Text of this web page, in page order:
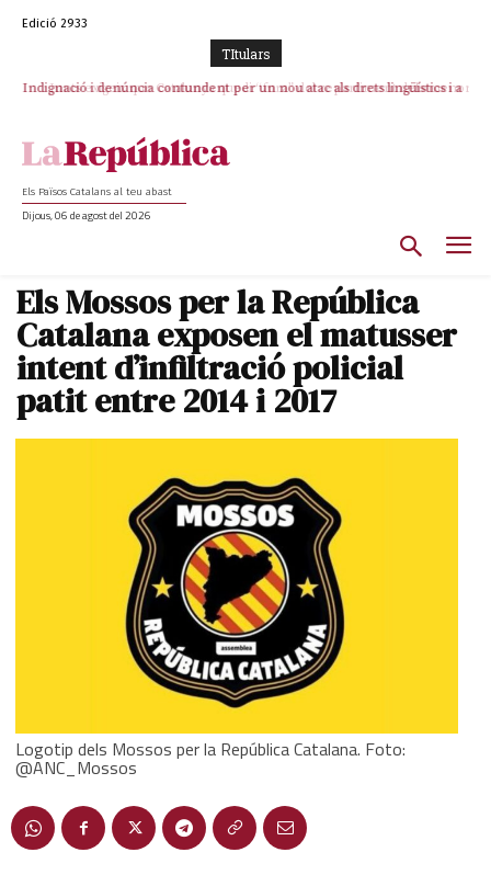
Edició 2933
TItulars
Junts exigeix que Catalunya quedi “fora” del repartiment dels menors
Indignació i denúncia contundent per un nou atac als drets lingüístics i a
Els Països Catalans al teu abast
Dijous, 06 de agost del 2026
Els Mossos per la República
Catalana exposen el matusser
intent d’infiltració policial
patit entre 2014 i 2017
Logotip dels Mossos per la República Catalana. Foto:
@ANC_Mossos